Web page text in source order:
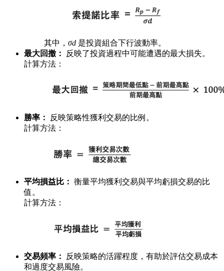
其中， σd 是投資組合下行波動率。
最大回撤：
反映了投資過程中可能遭遇的最大損失。
計算方法：
勝率：
反映策略性獲利交易的比例。
計算方法：
平均損益比： 衡量平均獲利交易與平均虧損交易的比
值。
計算方法：
交易頻率：
反映策略的活躍程度，有助於評估交易成本
和過度交易風險。